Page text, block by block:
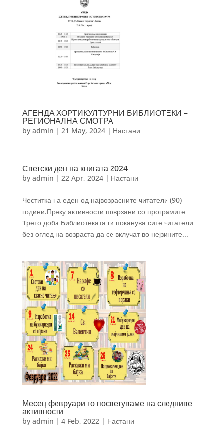
АГЕНДА ХОРТИКУЛТУРНИ БИБЛИОТЕКИ –
РЕГИОНАЛНА СМОТРА
by admin | 21 May, 2024| Настани
Светски ден на книгата 2024
by admin | 22 Apr, 2024| Настани
Честитка на еден од највозрасните читатели (90)
години.Преку активности поврзани со програмите
Трето доба Библиотеката ги поканува сите читатели
без оглед на возраста да се вклучат во нејзините...
Месец февруари го посветуваме на следниве
активности
by admin | 4 Feb, 2022| Настани